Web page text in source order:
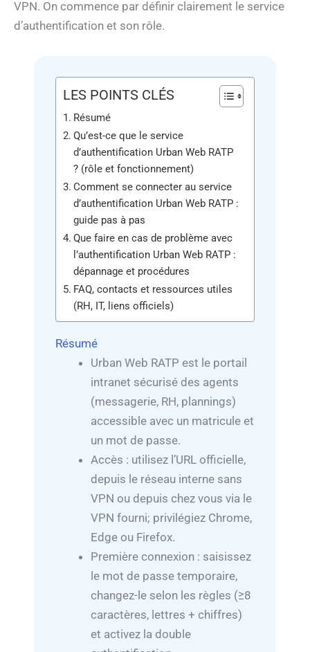
VPN. On commence par définir clairement le service
d’authentification et son rôle.
LES POINTS CLÉS
Résumé
Qu’est-ce que le service
d’authentification Urban Web RATP
? (rôle et fonctionnement)
Comment se connecter au service
d’authentification Urban Web RATP :
guide pas à pas
Que faire en cas de problème avec
l’authentification Urban Web RATP :
dépannage et procédures
FAQ, contacts et ressources utiles
(RH, IT, liens officiels)
Résumé
Urban Web RATP est le portail
intranet sécurisé des agents
(messagerie, RH, plannings)
accessible avec un matricule et
un mot de passe.
Accès : utilisez l’URL officielle,
depuis le réseau interne sans
VPN ou depuis chez vous via le
VPN fourni; privilégiez Chrome,
Edge ou Firefox.
Première connexion : saisissez
le mot de passe temporaire,
changez-le selon les règles (≥8
caractères, lettres + chiffres)
et activez la double